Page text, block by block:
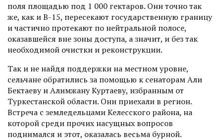
поля площадью под 1 000 гектаров. Они точно так
же, как и В-15, пересекают государственную границу
и частично протекают по нейтральной полосе,
оказавшейся вне зоны доступа, а значит, и без так
необходимой очистки и реконструкции.
Так и не найдя поддержки на местном уровне,
сельчане обратились за помощью к сенаторам Али
Бектаеву и Алимжану Куртаеву, избранным от
Туркестанской области. Они приехали в регион.
Встреча с земледельцами Келесского района, на
которой среди прочих насущных вопросов
поднимался и этот, оказалась весьма бурной.